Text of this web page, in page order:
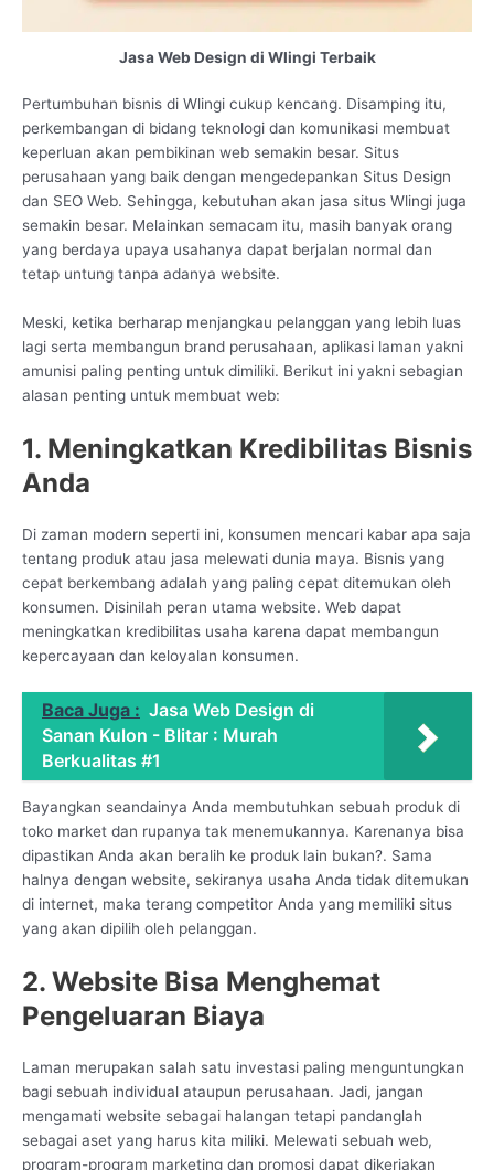
Jasa Web Design di Wlingi Terbaik
Pertumbuhan bisnis di Wlingi cukup kencang. Disamping itu,
perkembangan di bidang teknologi dan komunikasi membuat
keperluan akan pembikinan web semakin besar. Situs
perusahaan yang baik dengan mengedepankan Situs Design
dan SEO Web. Sehingga, kebutuhan akan jasa situs Wlingi juga
semakin besar. Melainkan semacam itu, masih banyak orang
yang berdaya upaya usahanya dapat berjalan normal dan
tetap untung tanpa adanya website.
Meski, ketika berharap menjangkau pelanggan yang lebih luas
lagi serta membangun brand perusahaan, aplikasi laman yakni
amunisi paling penting untuk dimiliki. Berikut ini yakni sebagian
alasan penting untuk membuat web:
1. Meningkatkan Kredibilitas Bisnis
Anda
Di zaman modern seperti ini, konsumen mencari kabar apa saja
tentang produk atau jasa melewati dunia maya. Bisnis yang
cepat berkembang adalah yang paling cepat ditemukan oleh
konsumen. Disinilah peran utama website. Web dapat
meningkatkan kredibilitas usaha karena dapat membangun
kepercayaan dan keloyalan konsumen.
Baca Juga : Jasa Web Design di
Sanan Kulon - Blitar : Murah
Berkualitas #1
Bayangkan seandainya Anda membutuhkan sebuah produk di
toko market dan rupanya tak menemukannya. Karenanya bisa
dipastikan Anda akan beralih ke produk lain bukan?. Sama
halnya dengan website, sekiranya usaha Anda tidak ditemukan
di internet, maka terang competitor Anda yang memiliki situs
yang akan dipilih oleh pelanggan.
2. Website Bisa Menghemat
Pengeluaran Biaya
Laman merupakan salah satu investasi paling menguntungkan
bagi sebuah individual ataupun perusahaan. Jadi, jangan
mengamati website sebagai halangan tetapi pandanglah
sebagai aset yang harus kita miliki. Melewati sebuah web,
program-program marketing dan promosi dapat dikerjakan